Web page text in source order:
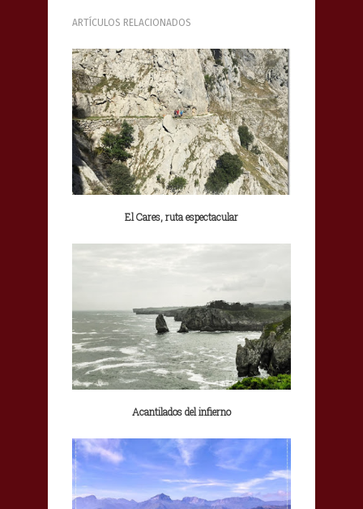
ARTÍCULOS RELACIONADOS
El Cares, ruta espectacular
Acantilados del infierno